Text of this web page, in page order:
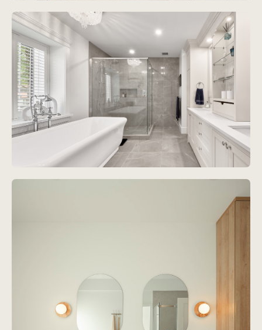
Projet
James-Lemoine III
Voir le projet